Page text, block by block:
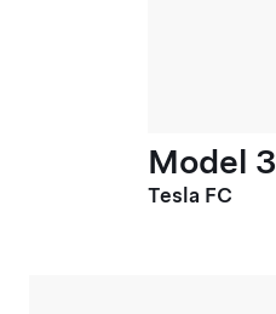
Model
Tesla FC